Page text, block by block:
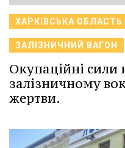
ХАРКІВСЬКА ОБЛАСТЬ
ЗАЛІЗНИЧНИЙ ВАГОН
Окупаційні сили
залізничному
жертви.